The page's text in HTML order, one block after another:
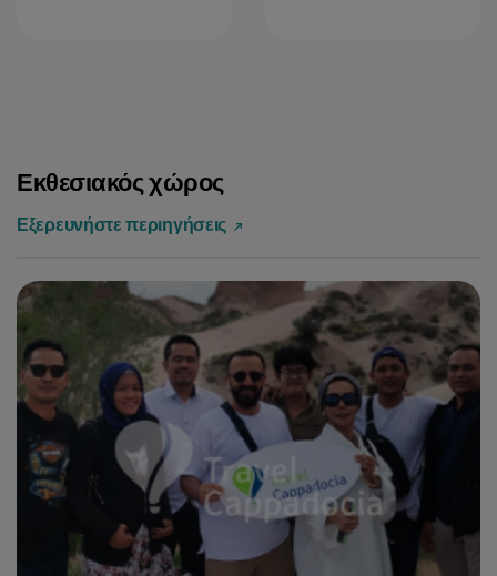
Εκθεσιακός χώρος
Εξερευνήστε περιηγήσεις